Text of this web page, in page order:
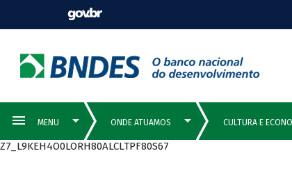
Z7_L9KEH4O0LORH80ALCLTPF80S67